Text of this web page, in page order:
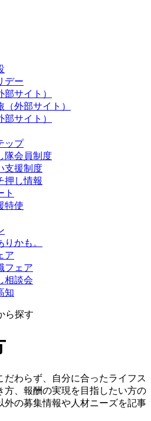
デー
サイト）
外部サイト）
サイト）
ップ
隊会員制度
支援制度
押し情報
ト
特使
かも。
ア
フェア
相談会
知
ら探す
わらず、自分に合ったライフス
方、報酬の実現を目指したい方の
外の募集情報や人材ニーズを記事